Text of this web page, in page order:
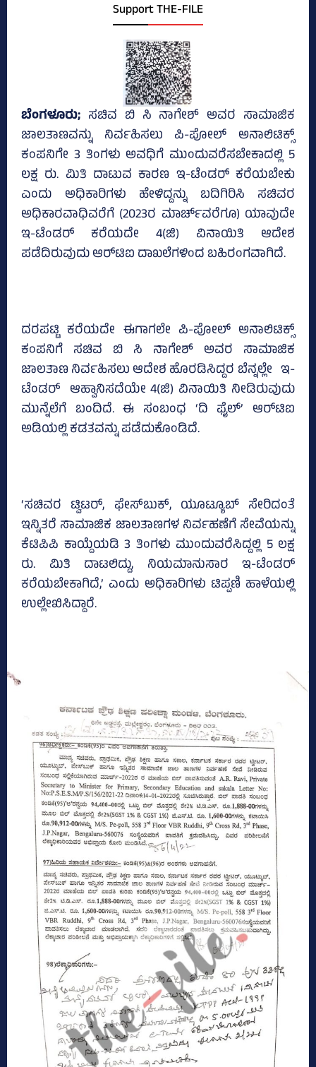
Support THE-FILE
ಬೆಂಗಳೂರು; ಸಚಿವ ಬಿ ಸಿ ನಾಗೇಶ್‌ ಅವರ ಸಾಮಾಜಿಕ
ಜಾಲತಾಣವನ್ನು ನಿರ್ವಹಿಸಲು ಪಿ-ಪೋಲ್‌ ಅನಾಲಿಟಿಕ್ಸ್‌
ಕಂಪನಿಗೇ 3 ತಿಂಗಳು ಅವಧಿಗೆ ಮುಂದುವರೆಸಬೇಕಾದಲ್ಲಿ 5
ಲಕ್ಷ ರು. ಮಿತಿ ದಾಟುವ ಕಾರಣ ಇ-ಟೆಂಡರ್‌ ಕರೆಯಬೇಕು
ಎಂದು ಅಧಿಕಾರಿಗಳು ಹೇಳಿದ್ದನ್ನು ಬದಿಗಿರಿಸಿ ಸಚಿವರ
ಅಧಿಕಾರವಾಧಿವರೆಗೆ (2023ರ ಮಾರ್ಚ್‌ವರೆಗೂ) ಯಾವುದೇ
ಇ-ಟೆಂಡರ್‌ ಕರೆಯದೇ 4(ಜಿ) ವಿನಾಯಿತಿ ಆದೇಶ
ಪಡೆದಿರುವುದು ಆರ್‌ಟಿಐ ದಾಖಲೆಗಳಿಂದ ಬಹಿರಂಗವಾಗಿದೆ.
ದರಪಟ್ಟಿ ಕರೆಯದೇ ಈಗಾಗಲೇ ಪಿ-ಪೋಲ್‌ ಅನಾಲಿಟಿಕ್ಸ್‌
ಕಂಪನಿಗೆ ಸಚಿವ ಬಿ ಸಿ ನಾಗೇಶ್‌ ಅವರ ಸಾಮಾಜಿಕ
ಜಾಲತಾಣ ನಿರ್ವಹಿಸಲು ಆದೇಶ ಹೊರಡಿಸಿದ್ದರ ಬೆನ್ನಲ್ಲೇ ಇ-
ಟೆಂಡರ್‌ ಆಹ್ವಾನಿಸದೆಯೇ 4(ಜಿ) ವಿನಾಯಿತಿ ನೀಡಿರುವುದು
ಮುನ್ನೆಲೆಗೆ ಬಂದಿದೆ. ಈ ಸಂಬಂಧ ‘ದಿ ಫೈಲ್‌’ ಆರ್‌ಟಿಐ
ಅಡಿಯಲ್ಲಿ ಕಡತವನ್ನು ಪಡೆದುಕೊಂಡಿದೆ.
‘ಸಚಿವರ ಟ್ವಿಟರ್‌, ಫೇಸ್‌ಬುಕ್‌, ಯೂಟ್ಯೂಬ್‌ ಸೇರಿದಂತೆ
ಇನ್ನಿತರೆ ಸಾಮಾಜಿಕ ಜಾಲತಾಣಗಳ ನಿರ್ವಹಣೆಗೆ ಸೇವೆಯನ್ನು
ಕೆಟಿಪಿಪಿ ಕಾಯ್ದೆಯಡಿ 3 ತಿಂಗಳು ಮುಂದುವರೆಸಿದ್ದಲ್ಲಿ 5 ಲಕ್ಷ
ರು. ಮಿತಿ ದಾಟಲಿದ್ದು, ನಿಯಮಾನುಸಾರ ಇ-ಟೆಂಡರ್‌
ಕರೆಯಬೇಕಾಗಿದೆ,’ ಎಂದು ಅಧಿಕಾರಿಗಳು ಟಿಪ್ಪಣಿ ಹಾಳೆಯಲ್ಲಿ
ಉಲ್ಲೇಖಿಸಿದ್ದಾರೆ.